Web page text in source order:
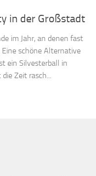
in der Großstadt
im Jahr, an denen fast
schöne Alternative
ein Silvesterball in
Zeit rasch...